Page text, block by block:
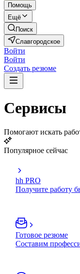
Помощь
Ещё
Поиск
Славгородское
Войти
Войти
Создать резюме
Сервисы
Помогают искать
Популярное сейчас
hh PRO
Получите работу
Готовое резюме
Составим